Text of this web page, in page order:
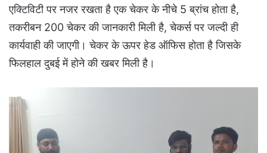
एक्टिविटी पर नजर रखता है एक चेकर के नीचे 5 ब्रांच होता है,
तकरीबन 200 चेकर की जानकारी मिली है, चेकर्स पर जल्दी ही
कार्यवाही की जाएगी। चेकर के ऊपर हेड ऑफिस होता है जिसके
फिलहाल दुबई में होने की खबर मिली है।